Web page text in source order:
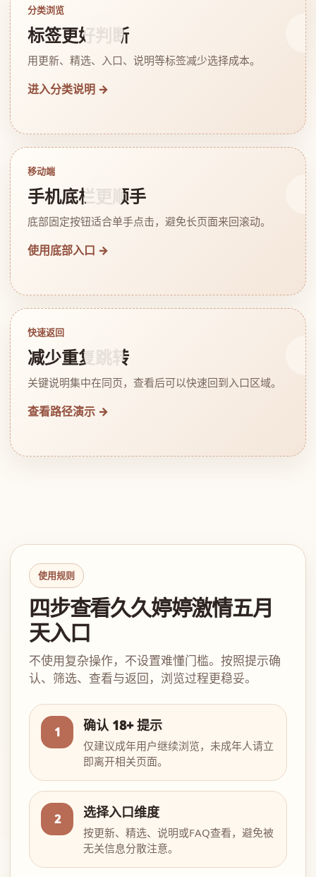
分类浏览
标签更好判断
用更新、精选、入口、说明等标签减少选择成本。
进入分类说明 →
移动端
手机底栏更顺手
底部固定按钮适合单手点击，避免长页面来回滚动。
使用底部入口 →
快速返回
减少重复跳转
关键说明集中在同页，查看后可以快速回到入口区域。
查看路径演示 →
使用规则
四步查看久久婷婷激情五月
天入口
不使用复杂操作，不设置难懂门槛。按照提示确
认、筛选、查看与返回，浏览过程更稳妥。
1 确认 18+ 提示
仅建议成年用户继续浏览，未成年人请立
即离开相关页面。
2 选择入口维度
按更新、精选、说明或FAQ查看，避免被
无关信息分散注意。